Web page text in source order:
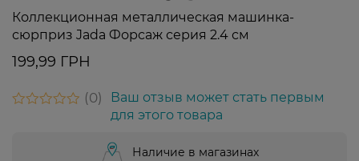
Коллекционная металлическая машинка-
сюрприз Jada Форсаж серия 2.4 см
199,99 ГРН
0
Ваш отзыв может стать первым
для этого товара
Наличие в магазинах